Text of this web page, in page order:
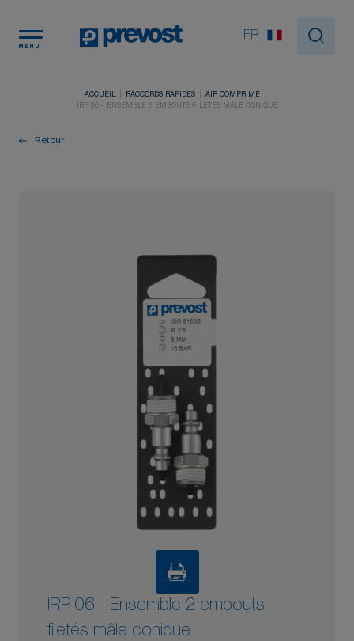
MENU
FR
ACCUEIL RACCORDS RAPIDES
AIR COMPRIMÉ
IRP 06 - ENSEMBLE 2 EMBOUTS FILETÉS MÂLE CONIQUE
Retour
IRP 06 - Ensemble 2 embouts
filetés mâle conique